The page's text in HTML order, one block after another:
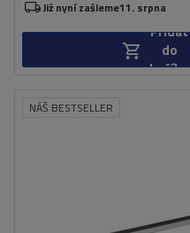
Již nyní zašleme11. srpna
Přidat
do
košíku
NÁŠ BESTSELLER